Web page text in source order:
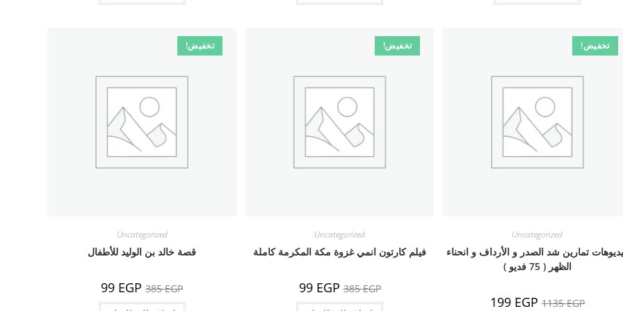
تخفيض!
Uncategorized
تمارين شد الصدر و الأرداف و انحناء
الظهر ( 75 فديو )
1135EGP السعر 199 EGP
تخفيض!
Uncategorized
فيلم كارتون انمي غزوة مكة المكرمة كاملة
385EGP السعر
الأصلي
هو:
99 EGP
هو:
تخفيض!
Uncategorized
قصة خالد بن الوليد للأطفال
385EGP السعر
الأصلي
هو:
99 EGP السعر
الحالي
هو: